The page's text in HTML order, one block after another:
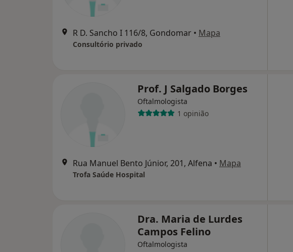
R D. Sancho I 116/8, Gondomar • Mapa
Consultório privado
Prof. J Salgado Borges
Oftalmologista
1 opinião
Rua Manuel Bento Júnior, 201, Alfena • Mapa
Trofa Saúde Hospital
Dra. Maria de Lurdes
Campos Felino
Oftalmologista